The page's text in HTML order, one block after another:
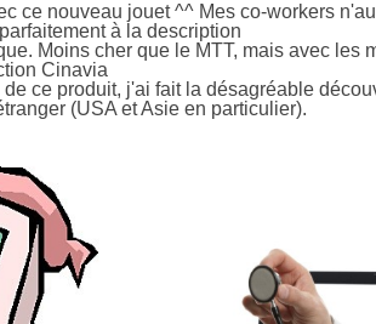
ce nouveau jouet ^^ Mes co-workers
à la description
Moins cher que le MTT, mais avec les
Cinavia
ce produit, j'ai fait la désagréable
(USA et Asie en particulier).